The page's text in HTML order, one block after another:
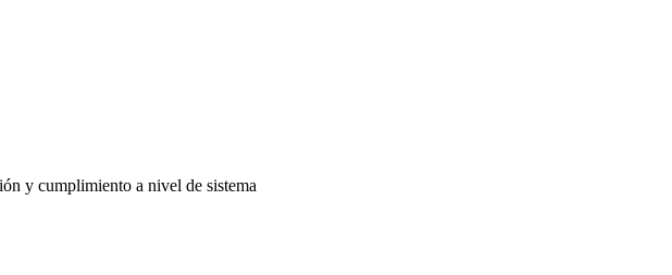
y cumplimiento a nivel de sistema